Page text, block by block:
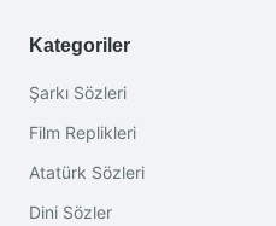
Kategoriler
Şarkı Sözleri
Film Replikleri
Atatürk Sözleri
Dini Sözler